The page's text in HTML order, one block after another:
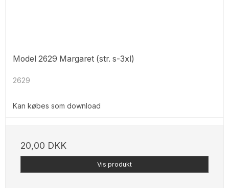
Model 2629 Margaret (str. s-3xl)
2629
Kan købes som download
20,00 DKK
Vis produkt